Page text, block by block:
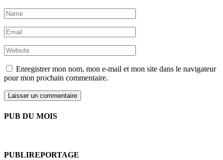
Enregistrer mon nom, mon e-mail et mon site dans le navigateur
pour mon prochain commentaire.
PUB DU MOIS
PUBLIREPORTAGE